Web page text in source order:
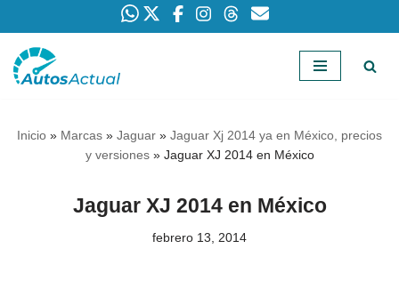
Saltar
Inicio » Marcas » Jaguar » Jaguar Xj 2014 ya en México, precios
y versiones» Jaguar XJ 2014 en México
Jaguar XJ 2014 en México
febrero 13, 2014